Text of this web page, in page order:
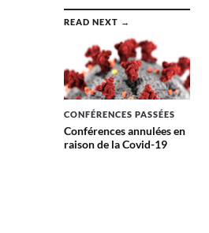
READ NEXT →
CONFÉRENCES PASSÉES
Conférences annulées en
raison de la Covid-19